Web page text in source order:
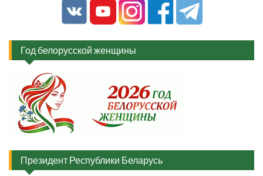
Год белорусской женщины
Президент Республики Беларусь